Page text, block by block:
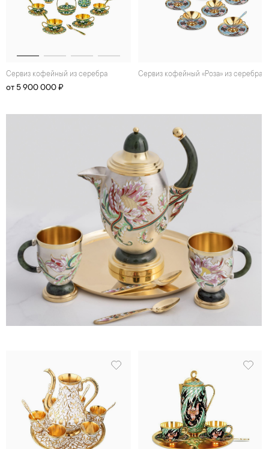
Сеpвиз кофейный из серебра
от 5 900 000 ₽
Сеpвиз кофейный «Роза» из серебра